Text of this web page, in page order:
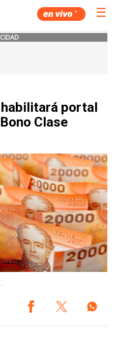
☰
portal
Clase